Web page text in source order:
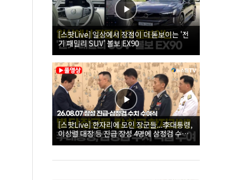
[스팟Live] 일상에서 장점이 더 돋보이는 '전
기 패밀리 SUV' 볼보 EX90
[스팟Live] 한자리에 모인 장군들...李대통령,
이상렬 대장 등 진급 장성 4명에 삼정검 수치
직접 수여｜26.08.07 장성 진급·삼정검 수치